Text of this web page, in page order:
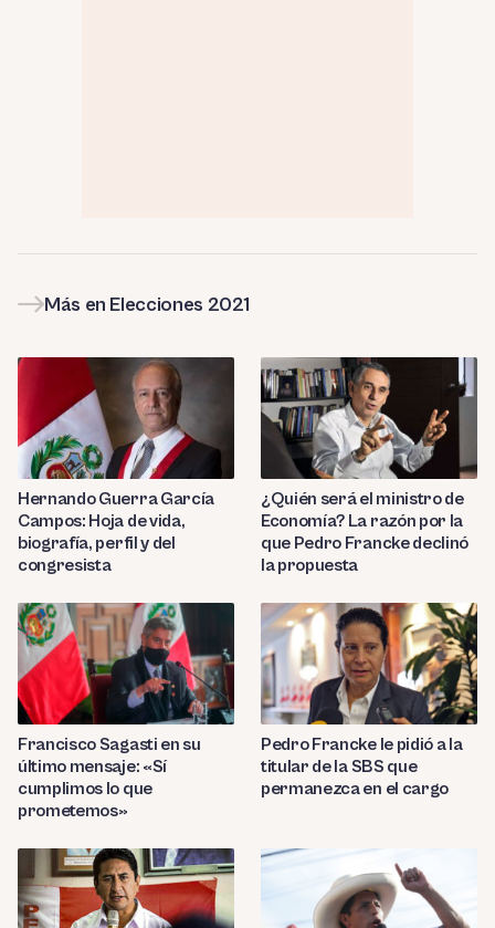
Más en Elecciones 2021
Hernando Guerra García
Campos: Hoja de vida,
biografía, perfil y del
congresista
¿Quién será el ministro de
Economía? La razón por la
que Pedro Francke declinó
la propuesta
Francisco Sagasti en su
último mensaje: «Sí
cumplimos lo que
prometemos»
Pedro Francke le pidió a la
titular de la SBS que
permanezca en el cargo